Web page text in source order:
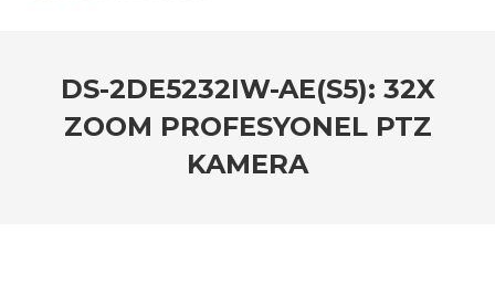
#Endüstriyel Güvenlik Çözümleri ile İşyerinizi
Koruyun
#TRT Haber Güvenlik Kamerası Alırken Nelere
Dikkat Edilmeli ? Güvenlik Kamera Uzmanı Pc
DS-2DE5232IW-AE(S5): 32X
ZOOM PROFESYONEL PTZ
KAMERA